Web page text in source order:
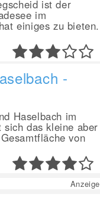
ist der
im
einiges zu bieten.
-
Haselbach im
sich das kleine aber
von
Anzeige